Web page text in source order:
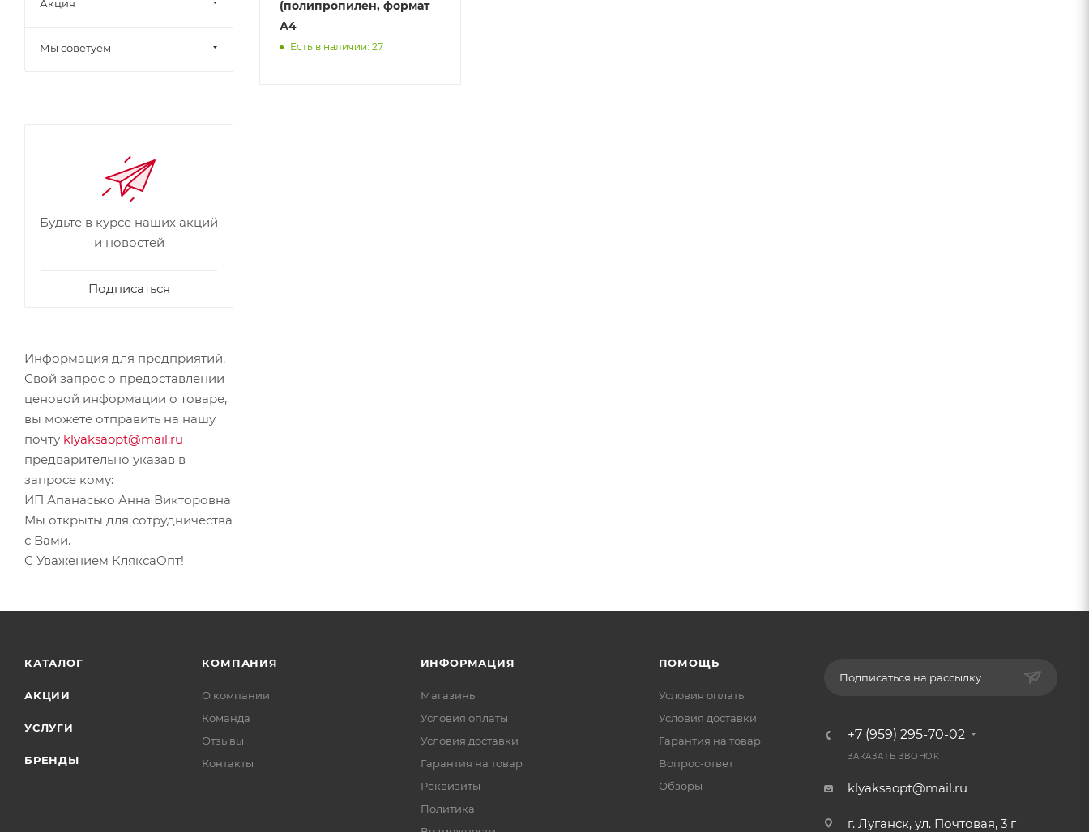
(полипропилен, формат
А4
Есть в наличии: 27
Акция
Мы советуем
Будьте в курсе наших акций
и новостей
Подписаться
Информация для предприятий.
Свой запрос о предоставлении
ценовой информации о товаре,
вы можете отправить на нашу
почту klyaksaopt@mail.ru
предварительно указав в
запросе кому:
ИП Апанасько Анна Викторовна
Мы открыты для сотрудничества
с Вами.
С Уважением КляксаОпт!
КАТАЛОГ
АКЦИИ
УСЛУГИ
БРЕНДЫ
КОМПАНИЯ
О компании
Команда
Отзывы
Контакты
ИНФОРМАЦИЯ
Магазины
Условия оплаты
Условия доставки
Гарантия на товар
Реквизиты
Политика
ПОМОЩЬ
Условия оплаты
Условия доставки
Гарантия на товар
Вопрос-ответ
Обзоры
Подписаться на рассылку
+7 (959) 295-70-02
ЗАКАЗАТЬ ЗВОНОК
klyaksaopt@mail.ru
г. Луганск, ул. Почтовая, 3 г